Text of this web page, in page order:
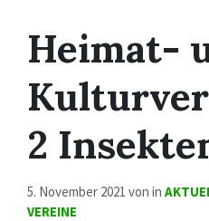
Heimat-
2
5. November 2021 von in
VEREINE